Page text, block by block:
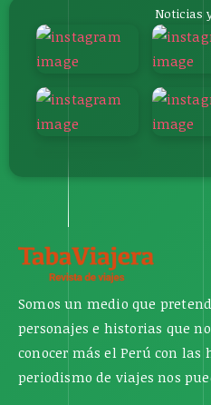
Noticias
Somos un medio que
personajes e historias que
conocer más el Perú con
periodismo de viajes nos